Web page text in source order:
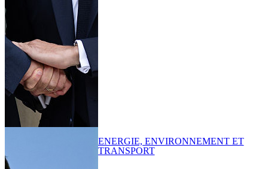
ENERGIE, ENVIRONNEMENT ET
TRANSPORT